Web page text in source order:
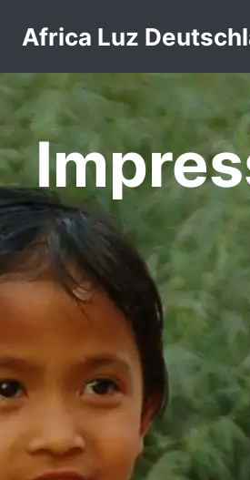
InhaltAfrica Luz